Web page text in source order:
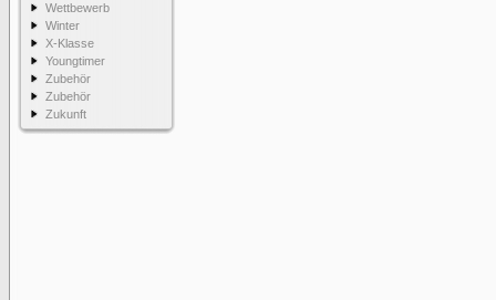
Wettbewerb
Winter
X-Klasse
Youngtimer
Zubehör
Zubehör
Zukunft